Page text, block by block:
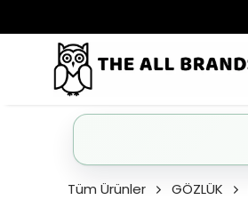
Tüm Ürünler GÖZLÜK